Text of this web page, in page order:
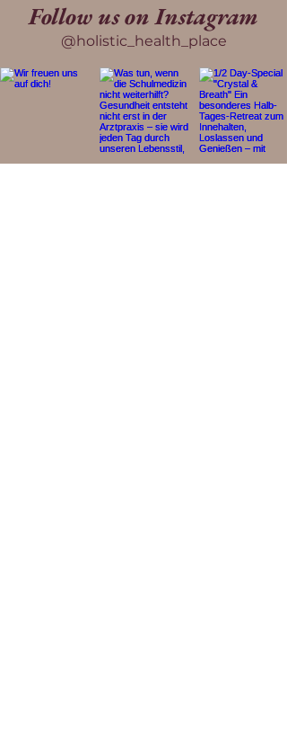
Follow us on Instagram
@holistic_health_place